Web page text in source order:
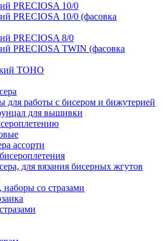
PRECIOSA 10/0
PRECIOSA 10/0 (фасовка
PRECIOSA 8/0
PRECIOSA TWIN (фасовка
TOHO
для работы с бисером и бижутерией
для вышивки
ассорти
для вязания бисерных жгутов
наборы со стразами